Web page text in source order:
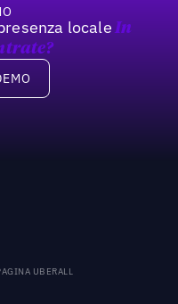
locale In
UBERALL